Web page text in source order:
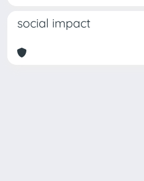
social impact